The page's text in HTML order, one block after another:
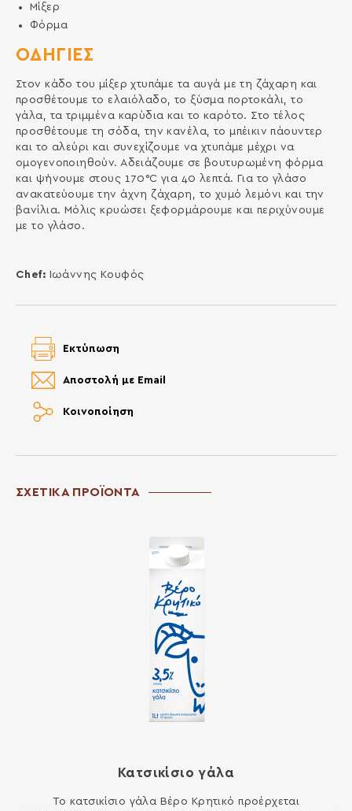
ΟΔΗΓΙΕΣ
Στον κάδο του μίξερ χτυπάμε τα αυγά με τη ζάχαρη και
προσθέτουμε το ελαιόλαδο, το ξύσμα πορτοκάλι, το
γάλα, τα τριμμένα καρύδια και το καρότο. Στο τέλος
προσθέτουμε τη σόδα, την κανέλα, το μπέικιν πάουντερ
και το αλεύρι και συνεχίζουμε να χτυπάμε μέχρι να
ομογενοποιηθούν. Αδειάζουμε σε βουτυρωμένη φόρμα
και ψήνουμε στους 170°C για 40 λεπτά. Για το γλάσο
ανακατεύουμε την άχνη ζάχαρη, το χυμό λεμόνι και την
βανίλια. Μόλις κρυώσει ξεφορμάρουμε και περιχύνουμε
με το γλάσο.
Chef: Ιωάννης Κουφός
Μίξερ
Φόρμα
Κοινοποίηση
Αποστολή με Email
Εκτύπωση
ΣΧΕΤΙΚΑ ΠΡΟΪΟΝΤΑ
Κατσικίσιο γάλα
Το κατσικίσιο γάλα Βέρο Κρητικό προέρχεται